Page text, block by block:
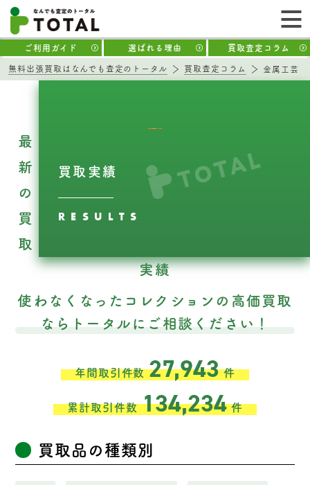
ご利用ガイド 選ばれる理由 買取査定コラム
無料出張買取はなんでも査定のトータル 買取査定コラム 金属工芸
買取実績
RESULTS
最
新
の
買
取
実績
使わなくなったコレクションの高価買取
ならトータルにご相談ください！
年間取引件数27,943件
累計取引件数134,234件
買取品の種類別